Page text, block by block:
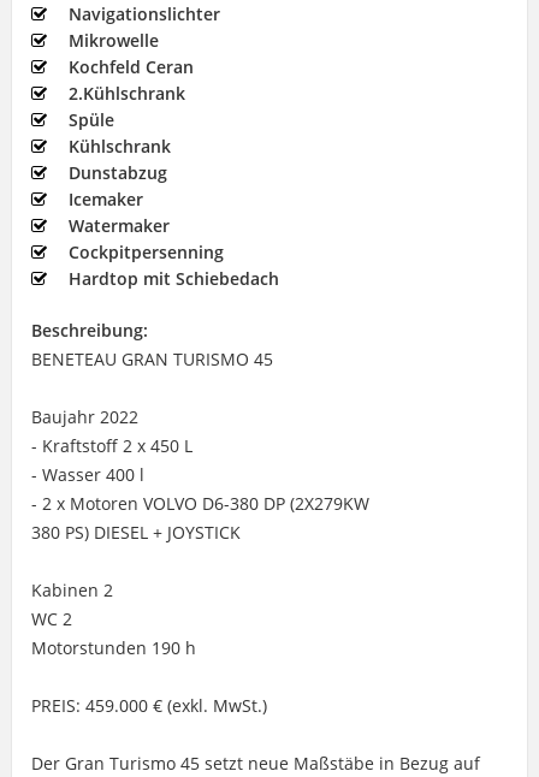
Navigationslichter
Mikrowelle
Kochfeld Ceran
2.Kühlschrank
Spüle
Kühlschrank
Dunstabzug
Icemaker
Watermaker
Cockpitpersenning
Hardtop mit Schiebedach
Beschreibung:
BENETEAU GRAN TURISMO 45
Baujahr 2022
- Kraftstoff 2 x 450 L
- Wasser 400 l
- 2 x Motoren VOLVO D6-380 DP (2X279KW
380 PS) DIESEL + JOYSTICK
Kabinen 2
WC 2
Motorstunden 190 h
PREIS: 459.000 € (exkl. MwSt.)
Der Gran Turismo 45 setzt neue Maßstäbe in Bezug auf